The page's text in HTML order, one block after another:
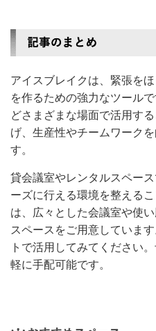
アイスブレイクは、緊張を
を作るための強力なツール
どさまざまな場面で活用す
げ、生産性やチームワーク
す。
貸会議室やレンタルスペー
ーズに行える環境を整える
は、広々とした会議室や使
スペースをご用意していま
トで活用してみてください
軽に手配可能です。